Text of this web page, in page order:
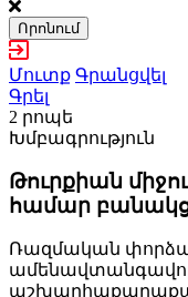
Որոնում
Մուտք Գրանցվել
Գրել
2 րոպե
Խմբագրություն
Թուրքիան
համար
Ռազմական
ամենավտանգավոր